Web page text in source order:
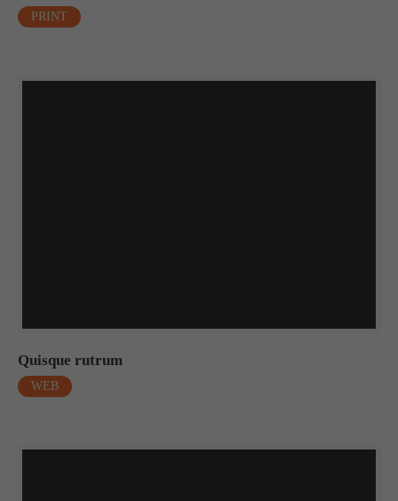
PRINT
Quisque rutrum
WEB